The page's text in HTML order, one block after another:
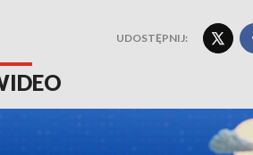
UDOSTĘPNIJ: